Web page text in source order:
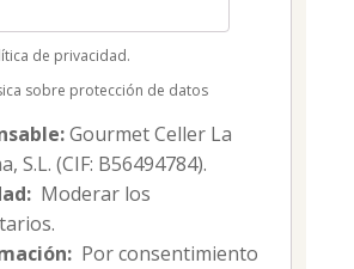
de privacidad.
sobre protección de datos
Gourmet Celler La
S.L. (CIF: B56494784).
Moderar los
Por consentimiento